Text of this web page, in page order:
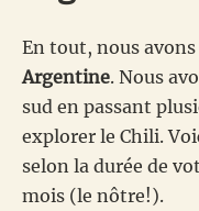
En tout, nous avons
Argentine. Nous
sud en passant
explorer le Chili.
selon la durée de
mois (le nôtre!).